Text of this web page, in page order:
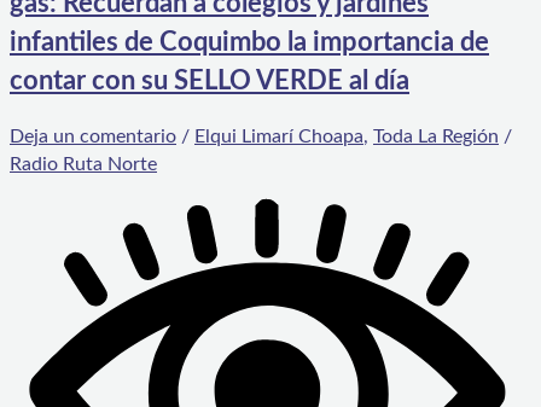
infantiles de Coquimbo la importancia de
contar con su SELLO VERDE al día
Deja un comentario / Elqui Limarí Choapa, Toda La Región /
Radio Ruta Norte